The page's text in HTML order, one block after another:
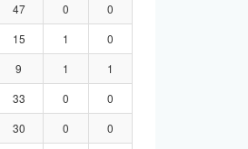
47 0
0
15 1
0
9 1
1
33 0
0
30 0
0